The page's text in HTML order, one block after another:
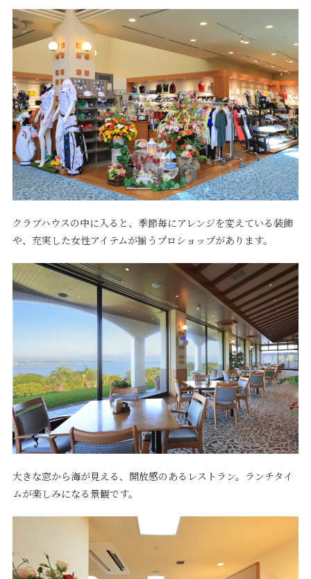
クラブハウスの中に入ると、季節毎にアレンジを変えている装飾
や、充実した女性アイテムが揃うプロショップがあります。
大きな窓から海が見える、開放感のあるレストラン。ランチタイ
ムが楽しみになる景観です。